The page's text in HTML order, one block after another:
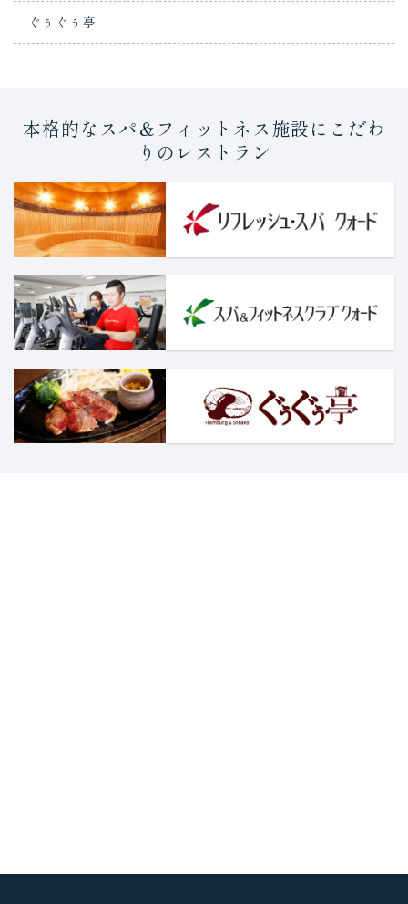
ぐぅぐぅ亭
本格的なスパ＆フィットネス施設にこだわ
りのレストラン